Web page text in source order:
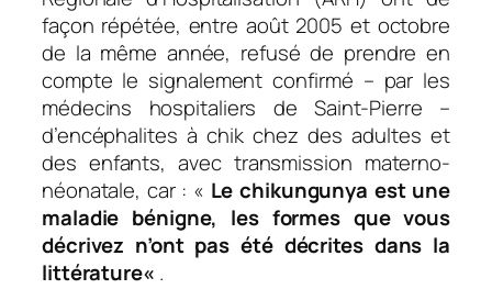
façon répétée, entre août 2005 et octobre
de la même année, refusé de prendre en
compte le signalement confirmé – par les
médecins hospitaliers de Saint-Pierre –
d’encéphalites à chik chez des adultes et
des enfants, avec transmission materno-
néonatale, car : « Le chikungunya est une
maladie bénigne, les formes que vous
décrivez n’ont pas été décrites dans la
littérature« .